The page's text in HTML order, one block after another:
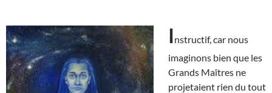
Instructif, car nous
imaginons bien que les
Grands Maîtres ne
projetaient rien du tout